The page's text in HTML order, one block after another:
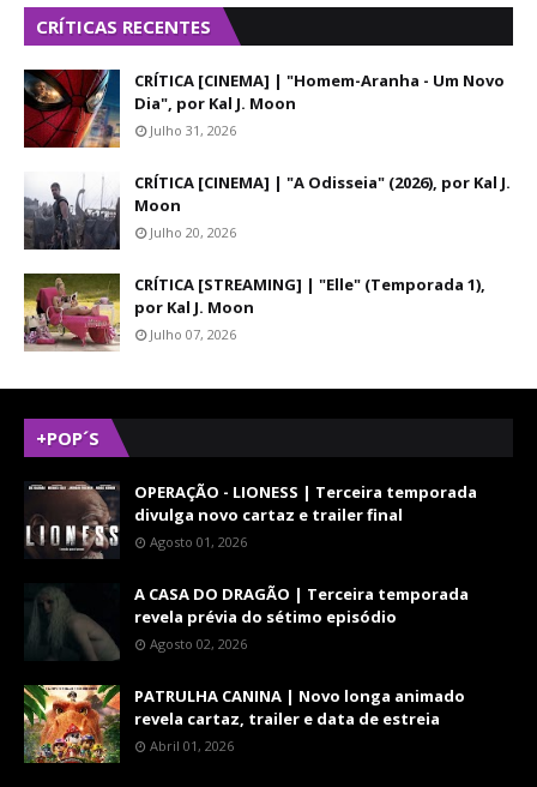
CRÍTICAS RECENTES
CRÍTICA [CINEMA] | "Homem-Aranha - Um Novo
Dia", por Kal J. Moon
Julho 31, 2026
CRÍTICA [CINEMA] | "A Odisseia" (2026), por Kal J.
Moon
Julho 20, 2026
CRÍTICA [STREAMING] | "Elle" (Temporada 1),
por Kal J. Moon
Julho 07, 2026
+POP´S
OPERAÇÃO - LIONESS | Terceira temporada
divulga novo cartaz e trailer final
Agosto 01, 2026
A CASA DO DRAGÃO | Terceira temporada
revela prévia do sétimo episódio
Agosto 02, 2026
PATRULHA CANINA | Novo longa animado
revela cartaz, trailer e data de estreia
Abril 01, 2026